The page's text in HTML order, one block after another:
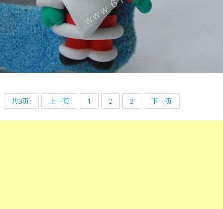
共3页: 上一页 1 2 3 下一页